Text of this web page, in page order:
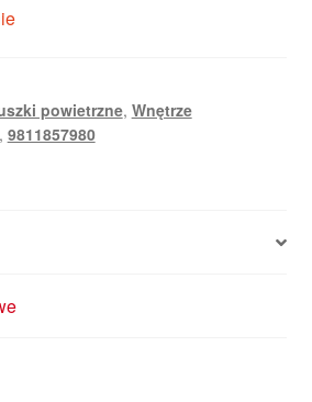
powietrzne, Wnętrze
9811857980